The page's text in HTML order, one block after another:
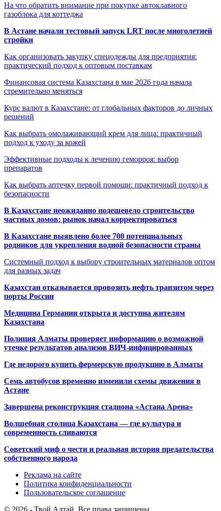
На что обратить внимание при покупке автоклавного
газоблока для коттеджа
В Астане начали тестовый запуск LRT после многолетней
стройки
Как организовать закупку спецодежды для предприятия:
практический подход к оптовым поставкам
Финансовая система Казахстана в мае 2026 года начала
стремительно меняться
Курс валют в Казахстане: от глобальных факторов до личных
решений
Как выбрать омолаживающий крем для лица: практичный
подход к уходу за кожей
Эффективные подходы к лечению геморроя: выбор
препаратов
Как выбрать аптечку первой помощи: практичный подход к
безопасности
В Казахстане неожиданно подешевело строительство
частных домов: рынок начал корректироваться
В Казахстане выявлено более 700 потенциальных
родников для укрепления водной безопасности страны
Системный подход к выбору строительных материалов оптом
для разных задач
Казахстан отказывается провозить нефть транзитом через
порты России
Медицина Германии открыта и доступна жителям
Казахстана
Полиция Алматы проверяет информацию о возможной
утечке результатов анализов ВИЧ-инфицированных
Где недорого купить фермерскую продукцию в Алматы
Семь автобусов временно изменили схемы движения в
Астане
Завершена реконструкция стадиона «Астана Арена»
Волшебная столица Казахстана — где культура и
современность сливаются
Советский миф о чести и реальная история предательства
собственного народа
Реклама на сайте
Политика конфиденциальности
Пользовательское соглашение
© 2026 - Твой Алтай. Все права защищены.